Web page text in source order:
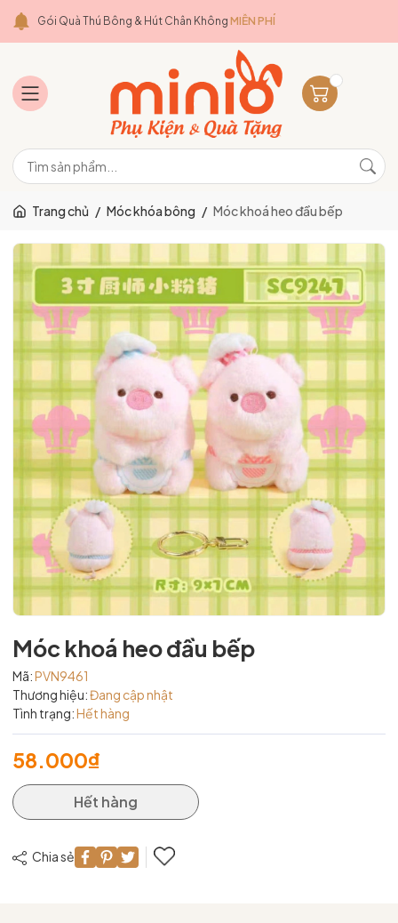
Gói Quà Thú Bông & Hút Chân Không MIỄN PHÍ
Trang chủ / Móc khóa bông / Móc khoá heo đầu bếp
Móc khoá heo đầu bếp
Mã:PVN9461
Thương hiệu:Đang cập nhật
Tình trạng:Hết hàng
58.000₫
Hết hàng
Chia sẻ